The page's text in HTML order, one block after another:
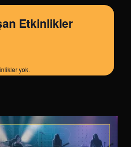
Etkinlikler
yok.